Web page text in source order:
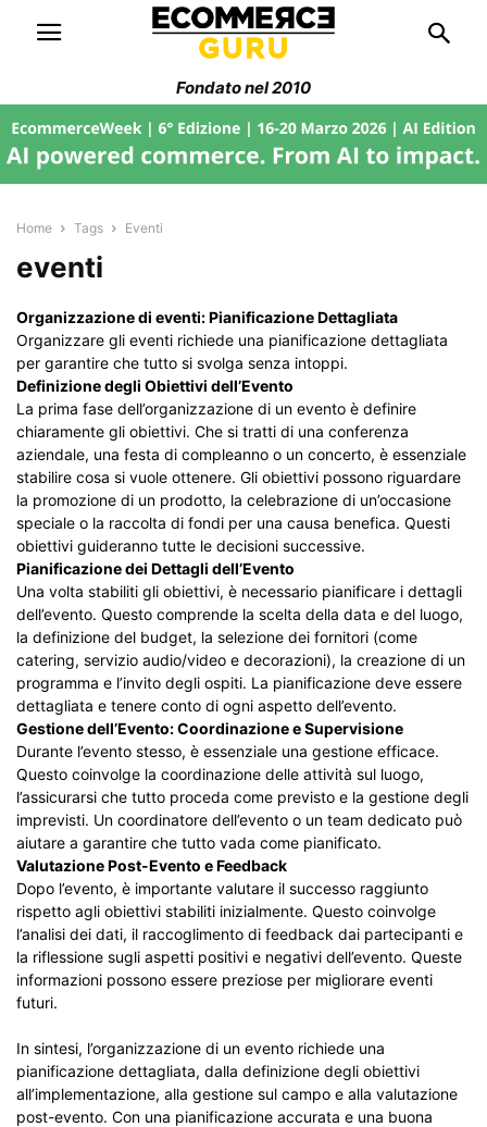
Fondato nel 2010
Home Tags Eventi
eventi
Organizzazione di eventi: Pianificazione Dettagliata
Organizzare gli eventi richiede una pianificazione dettagliata
per garantire che tutto si svolga senza intoppi.
Definizione degli Obiettivi dell’Evento
La prima fase dell’organizzazione di un evento è definire
chiaramente gli obiettivi. Che si tratti di una conferenza
aziendale, una festa di compleanno o un concerto, è essenziale
stabilire cosa si vuole ottenere. Gli obiettivi possono riguardare
la promozione di un prodotto, la celebrazione di un’occasione
speciale o la raccolta di fondi per una causa benefica. Questi
obiettivi guideranno tutte le decisioni successive.
Pianificazione dei Dettagli dell’Evento
Una volta stabiliti gli obiettivi, è necessario pianificare i dettagli
dell’evento. Questo comprende la scelta della data e del luogo,
la definizione del budget, la selezione dei fornitori (come
catering, servizio audio/video e decorazioni), la creazione di un
programma e l’invito degli ospiti. La pianificazione deve essere
dettagliata e tenere conto di ogni aspetto dell’evento.
Gestione dell’Evento: Coordinazione e Supervisione
Durante l’evento stesso, è essenziale una gestione efficace.
Questo coinvolge la coordinazione delle attività sul luogo,
l’assicurarsi che tutto proceda come previsto e la gestione degli
imprevisti. Un coordinatore dell’evento o un team dedicato può
aiutare a garantire che tutto vada come pianificato.
Valutazione Post-Evento e Feedback
Dopo l’evento, è importante valutare il successo raggiunto
rispetto agli obiettivi stabiliti inizialmente. Questo coinvolge
l’analisi dei dati, il raccoglimento di feedback dai partecipanti e
la riflessione sugli aspetti positivi e negativi dell’evento. Queste
informazioni possono essere preziose per migliorare eventi
futuri.
In sintesi, l’organizzazione di un evento richiede una
pianificazione dettagliata, dalla definizione degli obiettivi
all’implementazione, alla gestione sul campo e alla valutazione
post-evento. Con una pianificazione accurata e una buona